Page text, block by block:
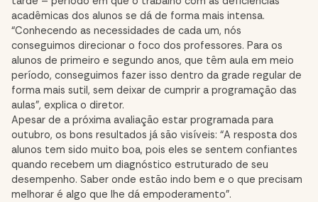
acadêmicas dos alunos se dá de forma mais intensa.
“Conhecendo as necessidades de cada um, nós
conseguimos direcionar o foco dos professores. Para os
alunos de primeiro e segundo anos, que têm aula em meio
período, conseguimos fazer isso dentro da grade regular de
forma mais sutil, sem deixar de cumprir a programação das
aulas”, explica o diretor.
Apesar de a próxima avaliação estar programada para
outubro, os bons resultados já são visíveis: “A resposta dos
alunos tem sido muito boa, pois eles se sentem confiantes
quando recebem um diagnóstico estruturado de seu
desempenho. Saber onde estão indo bem e o que precisam
melhorar é algo que lhe dá empoderamento”.